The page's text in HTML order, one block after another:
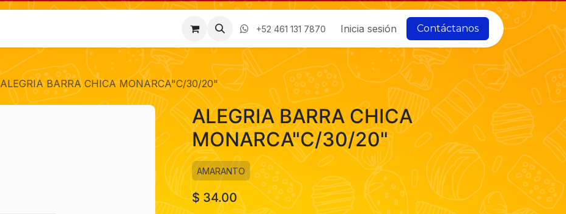
Contáctenos Nosotros
+52 461 131 7870 Inicia sesión Contáctanos
ALEGRIA BARRA CHICA MONARCA"C/30/20"
ALEGRIA BARRA CHICA
MONARCA"C/30/20"
AMARANTO
$34.00